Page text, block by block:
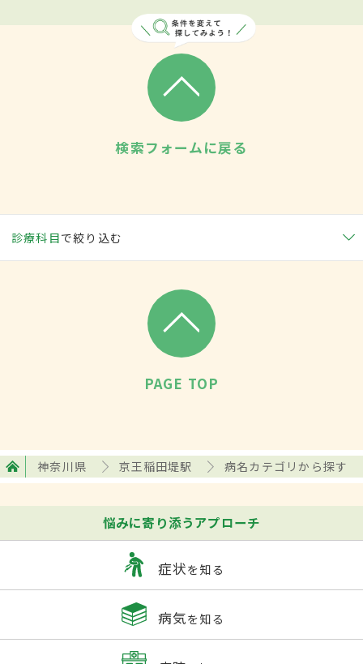
検索フォームに戻る
診療科目で絞り込む
PAGE TOP
神奈川県 京王稲田堤駅 病名カテゴリから探す
悩みに寄り添うアプローチ
症状を知る
病気を知る